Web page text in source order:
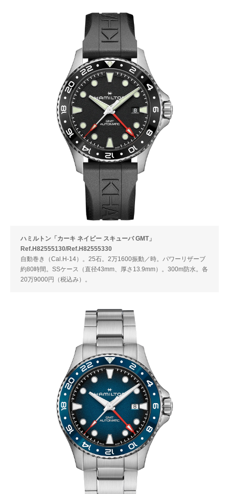
ハミルトン「カーキ ネイビー スキューバ GMT」
Ref.H82555130/Ref.H82555330
自動巻き（Cal.H-14）。25石。2万1600振動／時。パワーリザーブ
約80時間。SSケース（直径43mm、厚さ13.9mm）。300m防水。各
20万9000円（税込み）。